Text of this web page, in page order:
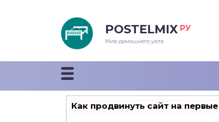
POSTELMIX РУ
Мир домашнего уюта
Как продвинуть сайт на